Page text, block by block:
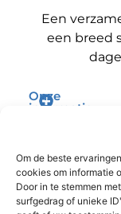
Om de beste
cookies om informatie
Door in te stemmen
surfgedrag of unieke
Een
een breed
Onze
informatie